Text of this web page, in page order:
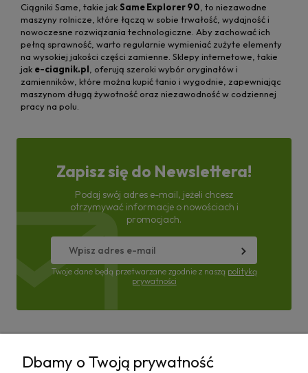
Ciągniki Same, takie jakSame Explorer 90 , to niezawodne
maszyny rolnicze, które łączą w sobie trwałość, wydajność i
nowoczesne rozwiązania technologiczne. Aby zachować ich
pełną sprawność, warto regularnie wymieniać zużyte elementy
na wysokiej jakości części zamienne. Sklepy internetowe, takie
jak e-ciagnik.pl , oferują szeroki wybór oryginałów i
zamienników, które można kupić tanio i wygodnie, zapewniając
maszynom długą żywotność oraz niezawodność w codziennej
pracy na polu.
Zapisz się do Newslettera!
Podaj swój adres e-mail, jeżeli chcesz
otrzymywać informacje o nowościach i
promocjach.
Twoje dane będą przetwarzane zgodnie z naszą polityką
prywatności
Dbamy o Twoją prywatność